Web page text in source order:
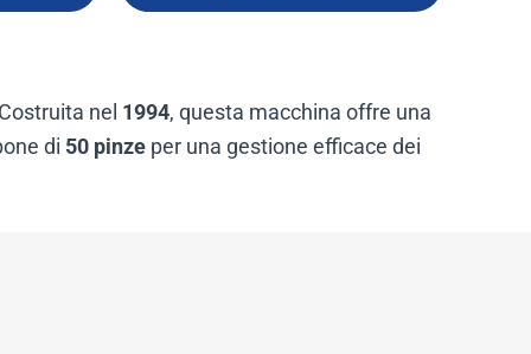
nel 1994, questa macchina offre una
di 50 pinze per una gestione efficace dei